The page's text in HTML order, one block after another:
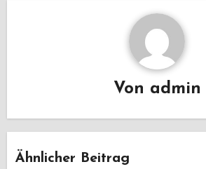
Von admin
Ähnlicher Beitrag